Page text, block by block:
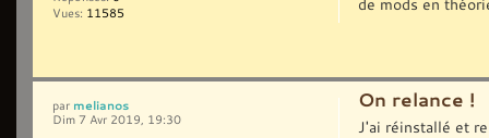
Vues: 11585
On relance !
J'ai réinstallé et
par melianos
Dim 7 Avr 2019, 19:30